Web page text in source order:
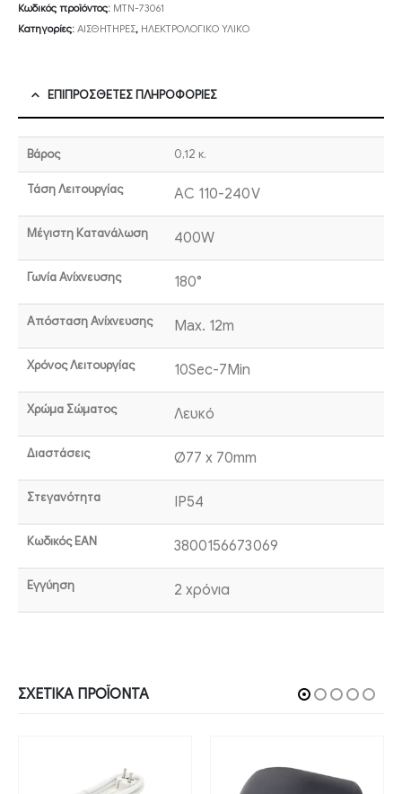
Κωδικός προϊόντος: MTN-73061
Κατηγορίες: ΑΙΣΘΗΤΗΡΕΣ, ΗΛΕΚΤΡΟΛΟΓΙΚΟ ΥΛΙΚΟ
ΕΠΙΠΡΌΣΘΕΤΕΣ ΠΛΗΡΟΦΟΡΊΕΣ
Βάρος 0,12 κ.
Τάση Λειτουργίας AC 110-240V
Μέγιστη Κατανάλωση 400W
Γωνία Ανίχνευσης 180°
Απόσταση Ανίχνευσης Max. 12m
Χρόνος Λειτουργίας 10Sec-7Min
Χρώμα Σώματος Λευκό
Διαστάσεις Ø77 x 70mm
Στεγανότητα IP54
Κωδικός EAN 3800156673069
Εγγύηση 2 χρόνια
ΣΧΕΤΙΚΆ ΠΡΟΪΌΝΤΑ